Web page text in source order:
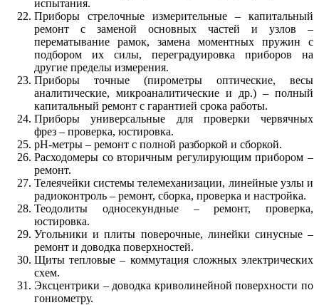
испытания.
Приборы стрелочные измерительные – капитальный
ремонт с заменой основных частей и узлов –
перематывание рамок, замена моментных пружин с
подбором их силы, переградуировка приборов на
другие пределы измерения.
Приборы точные (пирометры оптические, весы
аналитические, микроаналитические и др.) – полный
капитальный ремонт с гарантией срока работы.
Приборы универсальные для проверки червячных
фрез – проверка, юстировка.
рН-метры – ремонт с полной разборкой и сборкой.
Расходомеры со вторичным регулирующим прибором –
ремонт.
Телеячейки системы телемеханизации, линейные узлы и
радиоконтроль – ремонт, сборка, проверка и настройка.
Теодолиты односекундные – ремонт, проверка,
юстировка.
Угольники и плиты поверочные, линейки синусные –
ремонт и доводка поверхностей.
Щиты тепловые – коммутация сложных электрических
схем.
Эксцентрики – доводка криволинейной поверхности по
гониометру.